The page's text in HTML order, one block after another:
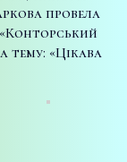
провела
тему: «Цікава